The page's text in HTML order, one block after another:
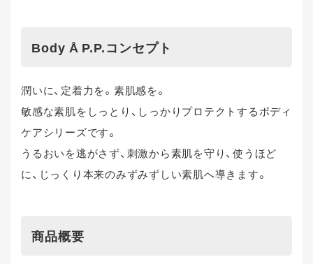
Body Å P.P.コンセプト
潤いに、定着力を。素肌感を。
敏感な素肌をしっとり、しっかりプロテクトするボディ
ケアシリーズです。
うるおいを逃がさず、刺激から素肌を守り、使うほど
に、じっくり本来のみずみずしい素肌へ導きます。
商品概要